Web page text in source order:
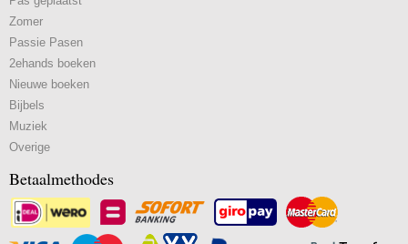
Zomer
Passie Pasen
2ehands boeken
Nieuwe boeken
Bijbels
Muziek
Overige
Betaalmethodes